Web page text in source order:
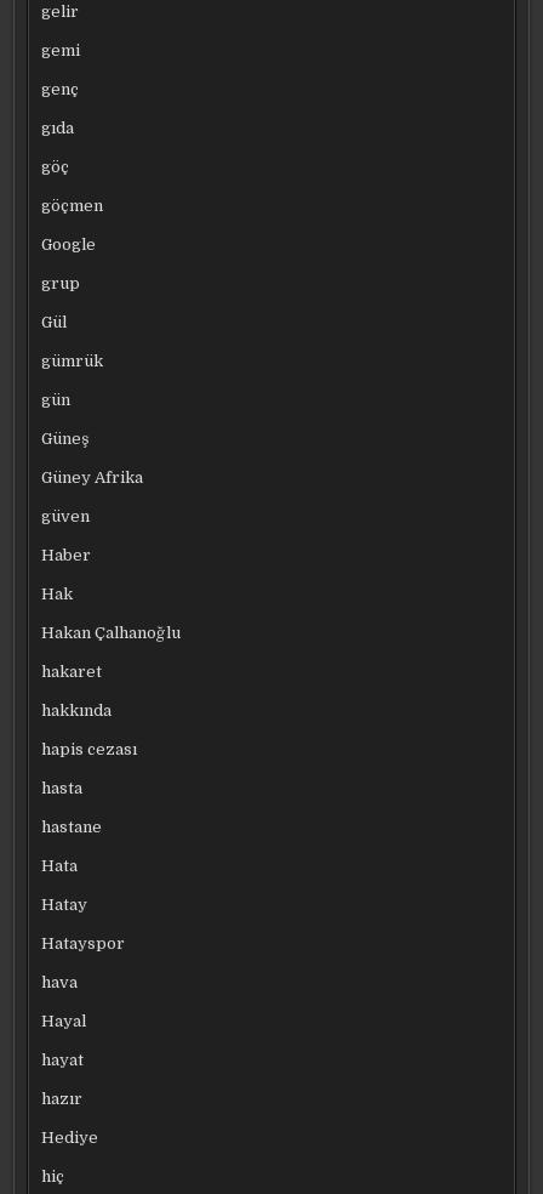
gelir
gemi
genç
gıda
göç
göçmen
Google
grup
Gül
gümrük
gün
Güneş
Güney Afrika
güven
Haber
Hak
Hakan Çalhanoğlu
hakaret
hakkında
hapis cezası
hasta
hastane
Hata
Hatay
Hatayspor
hava
Hayal
hayat
hazır
Hediye
hiç